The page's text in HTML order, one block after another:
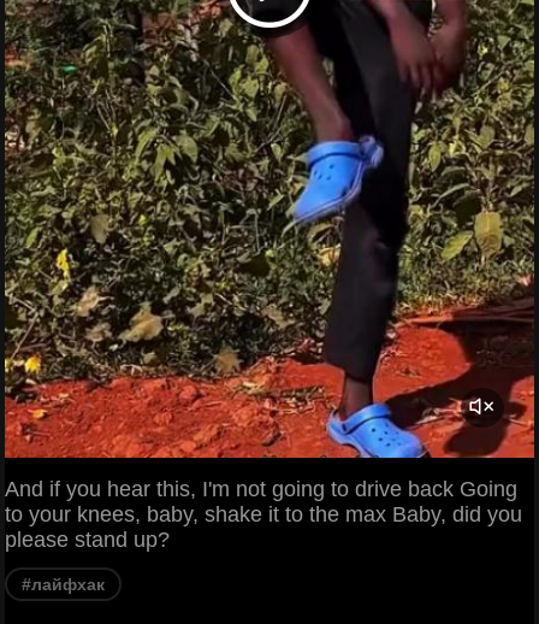
And if you hear this, I'm not going to drive back Going
to your knees, baby, shake it to the max Baby, did you
please stand up?
#лайфхак